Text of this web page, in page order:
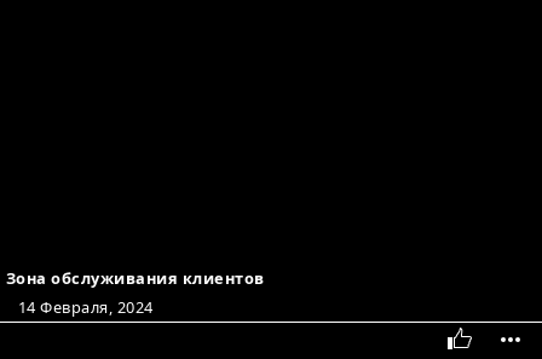
Зона обслуживания клиентов
14 Февраля, 2024